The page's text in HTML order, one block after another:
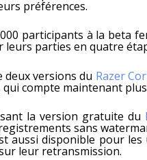
préférences.
participants à la beta
leurs parties en quatre
deux versions du Razer
qui compte maintenant
la version gratuite du
sans
aussi disponible pour
leur retransmission.